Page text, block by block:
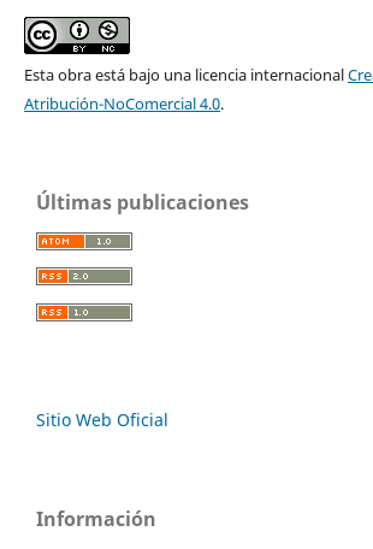
Esta obra está bajo una licencia internacional
Atribución-NoComercial 4.0.
Últimas publicaciones
Sitio Web Oficial
Información